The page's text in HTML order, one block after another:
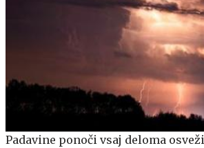
Padavine ponoči vsaj deloma